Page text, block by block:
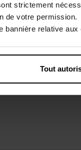
strictement
de votre permission.
bannière relative aux
Tout